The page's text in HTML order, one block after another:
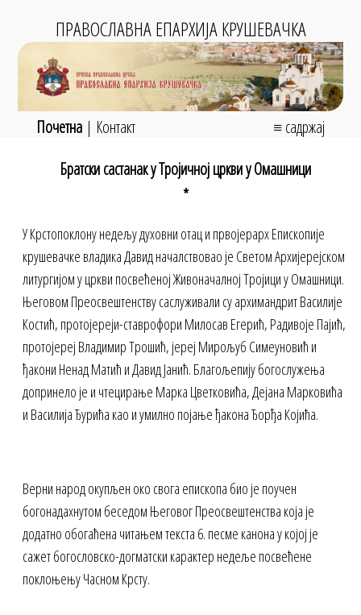
ПРАВОСЛАВНА ЕПАРХИЈА КРУШЕВАЧКА
Почетна| Контакт
≡ садржај
Братски састанак у Тројичној цркви у Омашници
*
У Крстопоклону недељу духовни отац и првојерарх Епископије
крушевачке владика Давид началствовао је Светом Архијерејском
литургијом у цркви посвећеној Живоначалној Тројици у Омашници.
Његовом Преосвештенству саслуживали су архимандрит Василије
Костић, протојереји-ставрофори Милосав Егерић, Радивоје Пајић,
протојереј Владимир Трошић, јереј Мирољуб Симеуновић и
ђакони Ненад Матић и Давид Јанић. Благољепију богослужења
допринело је и чтецирање Марка Цветковића, Дејана Марковића
и Василија Ђурића као и умилно појање ђакона Ђорђа Којића.
Верни народ окупљен око свога епископа био је поучен
богонадахнутом беседом Његовог Преосвештенства која је
додатно обогаћена читањем текста 6. песме канона у којој је
сажет богословско-догматски карактер недеље посвећене
поклоњењу Часном Крсту.